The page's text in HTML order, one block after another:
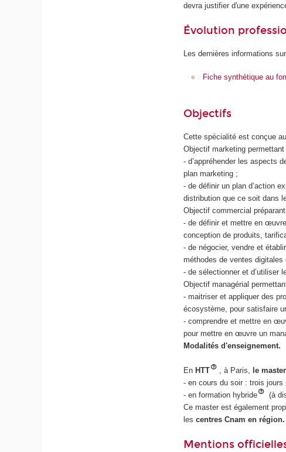
devra justifier d'une
Évolution
Les dernières informations
Fiche synthétique au
Objectifs
Cette spécialité est conçue
Objectif marketing
- d’appréhender les aspects
plan marketing ;
- de définir un plan d’action
distribution que ce soit dans
Objectif commercial
- de définir et mettre en
conception de produits,
- de négocier, vendre et
méthodes de ventes
- de sélectionner et d’utiliser
Objectif managérial
- maitriser et appliquer des
écosystème, pour satisfaire
- comprendre et mettre en
pour mettre en œuvre un
Modalités d'enseignement.
EnHTT , à Paris, le master
- en cours du soir : trois
- en formation hybride
(à
Ce master est également
les centres Cnam en région.
Mentions